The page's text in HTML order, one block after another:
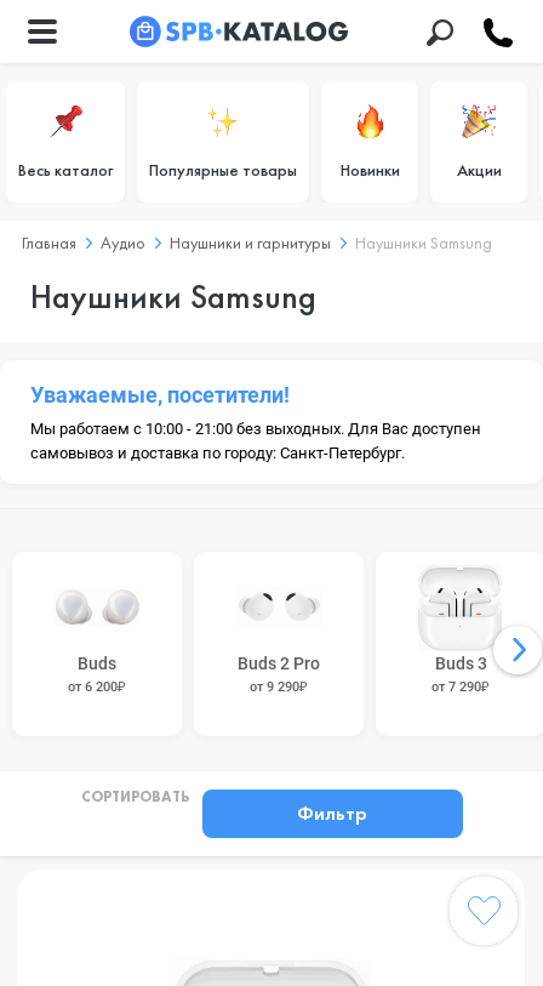
Весь каталог Популярные товары Новинки Акции
Главная Аудио Наушники и гарнитуры Наушники Samsung
Наушники Samsung
Уважаемые, посетители!
Мы работаем с 10:00 - 21:00 без выходных. Для Вас доступен
самовывоз и доставка по городу: Санкт-Петербург.
Buds
от 6 200₽
Buds 2 Pro
от 9 290₽
Buds 3
от 7 290₽
СОРТИРОВАТЬ
Фильтр